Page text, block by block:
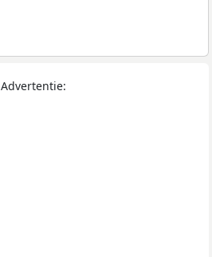
Advertentie: